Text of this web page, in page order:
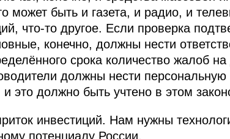
может быть и газета, и радио, и
что‑то другое. Если проверка
конечно, должны нести
срока количество жалоб
должны нести персональную
это должно быть учтено в этом
инвестиций. Нам нужны
потенциалу России.